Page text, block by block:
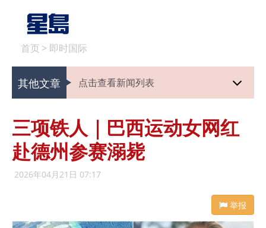
首页 > 即时国际
其他文章 点击查看新闻列表
三项铁人｜巴西运动女网红
赴德州参赛溺毙
2026年04月21日 07:17
举报